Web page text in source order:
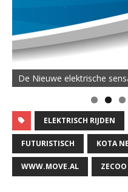
De Nieuwe elektrische
ELEKTRISCH RIJDEN
FUTURISTISCH KOTA
WWW.MOVE.AL ZECOO